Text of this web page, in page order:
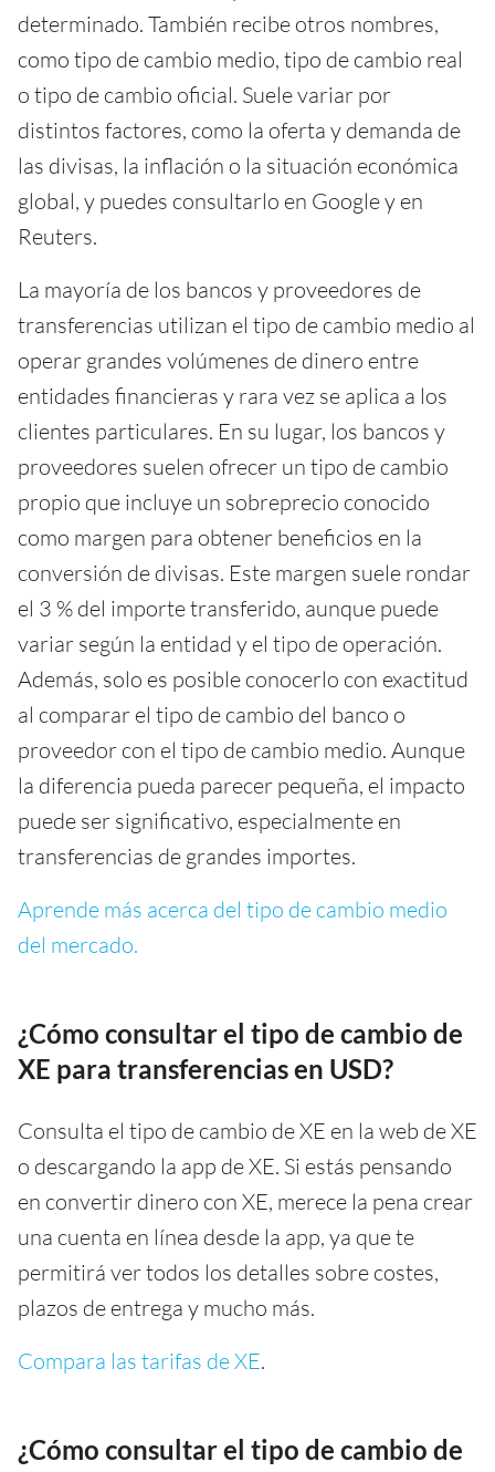
determinado. También recibe otros nombres,
como tipo de cambio medio, tipo de cambio real
o tipo de cambio oficial. Suele variar por
distintos factores, como la oferta y demanda de
las divisas, la inflación o la situación económica
global, y puedes consultarlo en Google y en
Reuters.
La mayoría de los bancos y proveedores de
transferencias utilizan el tipo de cambio medio al
operar grandes volúmenes de dinero entre
entidades financieras y rara vez se aplica a los
clientes particulares. En su lugar, los bancos y
proveedores suelen ofrecer un tipo de cambio
propio que incluye un sobreprecio conocido
como margen para obtener beneficios en la
conversión de divisas. Este margen suele rondar
el 3 % del importe transferido, aunque puede
variar según la entidad y el tipo de operación.
Además, solo es posible conocerlo con exactitud
al comparar el tipo de cambio del banco o
proveedor con el tipo de cambio medio. Aunque
la diferencia pueda parecer pequeña, el impacto
puede ser significativo, especialmente en
transferencias de grandes importes.
Aprende más acerca del tipo de cambio medio
del mercado.
¿Cómo consultar el tipo de cambio de
XE para transferencias en USD?
Consulta el tipo de cambio de XE en la web de XE
o descargando la app de XE. Si estás pensando
en convertir dinero con XE, merece la pena crear
una cuenta en línea desde la app, ya que te
permitirá ver todos los detalles sobre costes,
plazos de entrega y mucho más.
Compara las tarifas de XE.
¿Cómo consultar el tipo de cambio de